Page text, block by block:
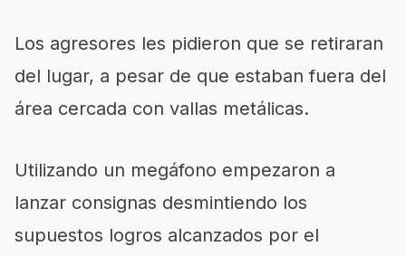
Los agresores les pidieron que se retiraran
del lugar, a pesar de que estaban fuera del
área cercada con vallas metálicas.
Utilizando un megáfono empezaron a
lanzar consignas desmintiendo los
supuestos logros alcanzados por el